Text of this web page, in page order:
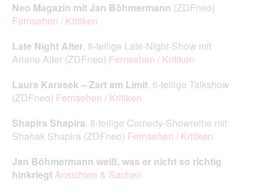
Neo Magazin mit Jan Böhmermann (ZDFneo)
Fernsehen / Kritiken
Late Night Alter. 8-teilige Late-Night-Show mit
Ariane Alter (ZDFneo) Fernsehen / Kritiken
Laura Karasek – Zart am Limit. 6‑teilige Talkshow
(ZDFneo) Fernsehen / Kritiken
Shapira Shapira. 8-teilige Comedy-Showreihe mit
Shahak Shapira (ZDFneo) Fernsehen / Kritiken
Jan Böhmermann weiß, was er nicht so richtig
hinkriegtAnsichten & Sachen